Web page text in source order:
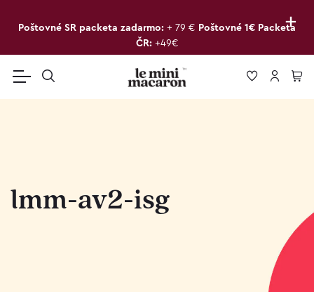
+
Poštovné SR packeta zadarmo: + 79 € Poštovné 1€ Packeta
ČR: +49€
lmm-av2-isg